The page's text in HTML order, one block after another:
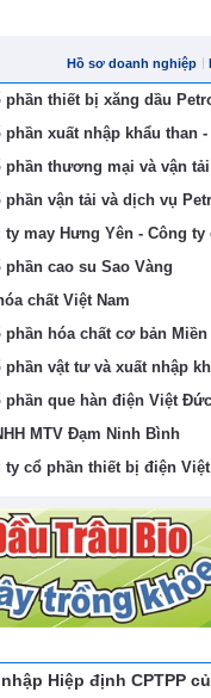
Hồ sơ doanh nghiệp
phần thiết bị xăng dầu
phần xuất nhập khẩu than
phần thương mại và vận
phần vận tải và dịch vụ
ty may Hưng Yên - Công ty
phần cao su Sao Vàng
chất Việt Nam
phần hóa chất cơ bản Miền
phần vật tư và xuất nhập
phần que hàn điện Việt Đức
MTV Đạm Ninh Bình
ty cổ phần thiết bị điện Việt
Hiệp định CPTPP